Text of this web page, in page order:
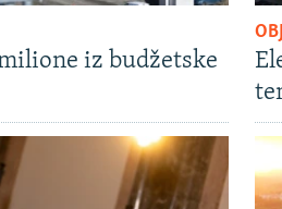
iz budžetske